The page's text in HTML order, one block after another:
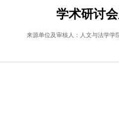
学术研讨
来源单位及审核人：人文与法学学